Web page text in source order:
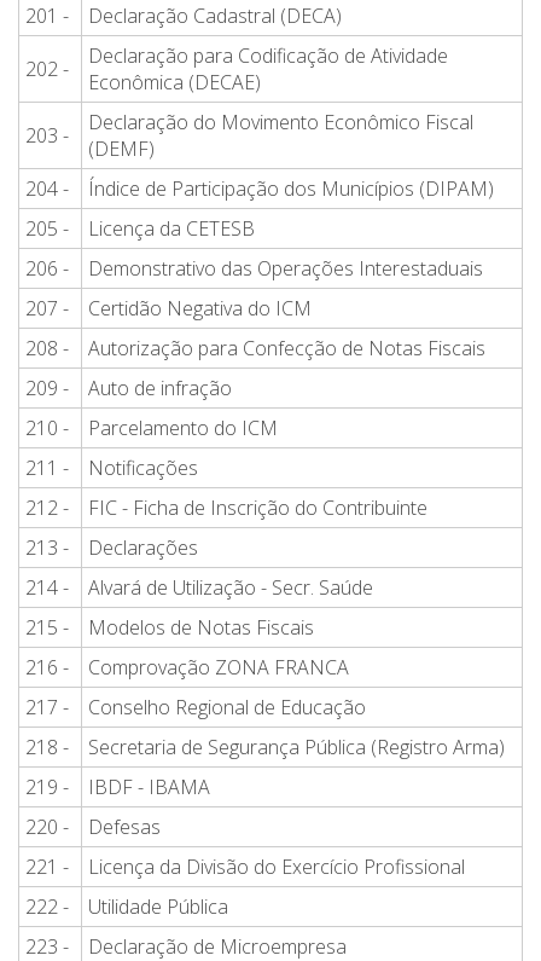
201 -
Declaração Cadastral (DECA)
202 -
Declaração para Codificação de Atividade
Econômica (DECAE)
203 -
Declaração do Movimento Econômico Fiscal
(DEMF)
204 -
Índice de Participação dos Municípios (DIPAM)
205 -
Licença da CETESB
206 -
Demonstrativo das Operações Interestaduais
207 -
Certidão Negativa do ICM
208 -
Autorização para Confecção de Notas Fiscais
209 -
Auto de infração
210 -
Parcelamento do ICM
211 -
Notificações
212 -
FIC - Ficha de Inscrição do Contribuinte
213 -
Declarações
214 -
Alvará de Utilização - Secr. Saúde
215 -
Modelos de Notas Fiscais
216 -
Comprovação ZONA FRANCA
217 -
Conselho Regional de Educação
218 -
Secretaria de Segurança Pública (Registro Arma)
219 -
IBDF - IBAMA
220 -
Defesas
221 -
Licença da Divisão do Exercício Profissional
222 -
Utilidade Pública
223 -
Declaração de Microempresa